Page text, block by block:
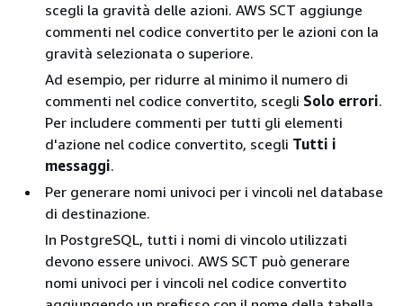
scegli la gravità delle azioni. AWS SCT aggiunge
commenti nel codice convertito per le azioni con la
gravità selezionata o superiore.
Ad esempio, per ridurre al minimo il numero di
commenti nel codice convertito, scegli Solo errori.
Per includere commenti per tutti gli elementi
d'azione nel codice convertito, scegli Tutti i
messaggi.
Per generare nomi univoci per i vincoli nel database
di destinazione.
In PostgreSQL, tutti i nomi di vincolo utilizzati
devono essere univoci. AWS SCT può generare
nomi univoci per i vincoli nel codice convertito